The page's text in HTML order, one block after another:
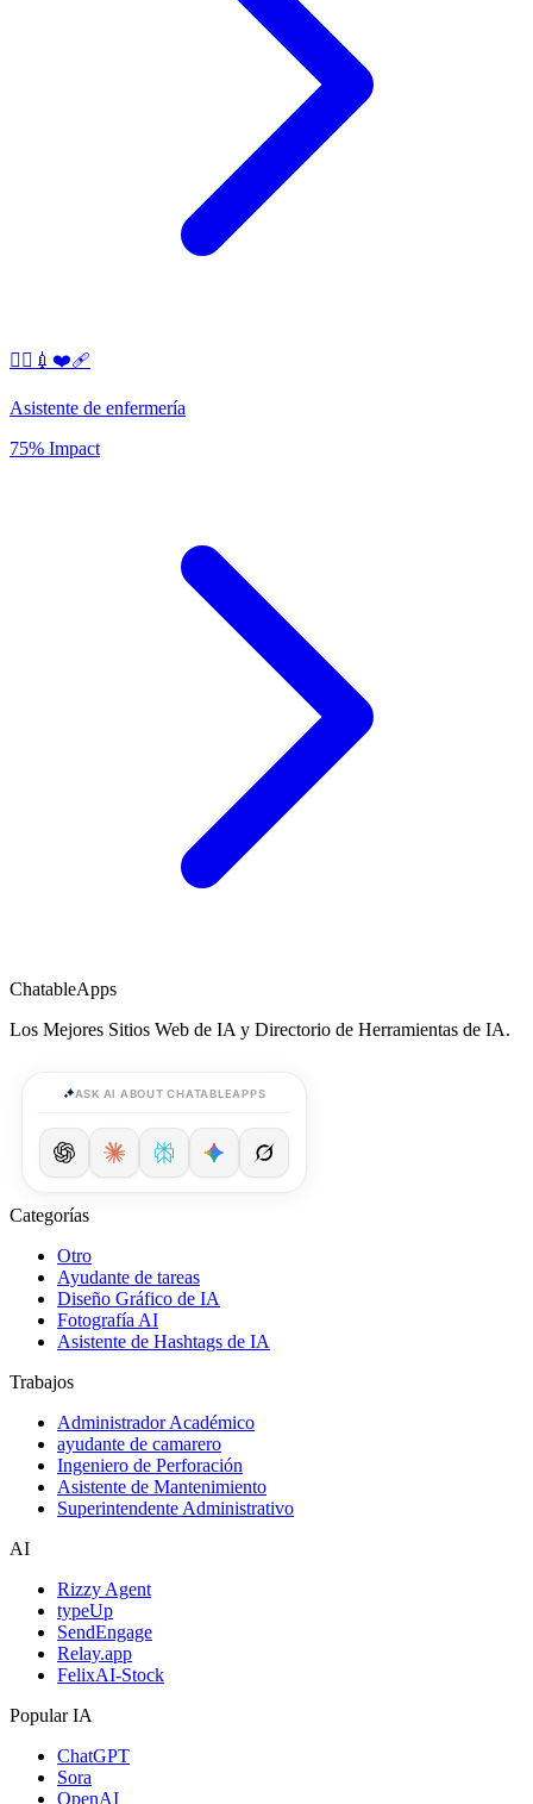
👩‍⚕️💉❤️‍🩹
Asistente de enfermería
75% Impact
ChatableApps
Los Mejores Sitios Web de IA y Directorio de Herramientas de IA.
ASK AI ABOUT CHATABLEAPPS
Categorías
Otro
Ayudante de tareas
Diseño Gráfico de IA
Fotografía AI
Asistente de Hashtags de IA
Trabajos
Administrador Académico
ayudante de camarero
Ingeniero de Perforación
Asistente de Mantenimiento
Superintendente Administrativo
AI
Rizzy Agent
typeUp
SendEngage
Relay.app
FelixAI-Stock
Popular IA
ChatGPT
Sora
OpenAI